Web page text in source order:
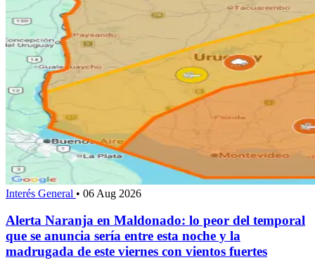
Interés General • 06 Aug 2026
Alerta Naranja en Maldonado: lo peor del temporal
que se anuncia sería entre esta noche y la
madrugada de este viernes con vientos fuertes